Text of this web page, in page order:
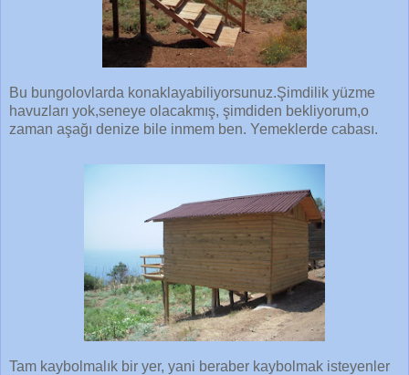
Bu bungolovlarda konaklayabiliyorsunuz.Şimdilik yüzme
havuzları yok,seneye olacakmış, şimdiden bekliyorum,o
zaman aşağı denize bile inmem ben. Yemeklerde cabası.
Tam kaybolmalık bir yer, yani beraber kaybolmak isteyenler